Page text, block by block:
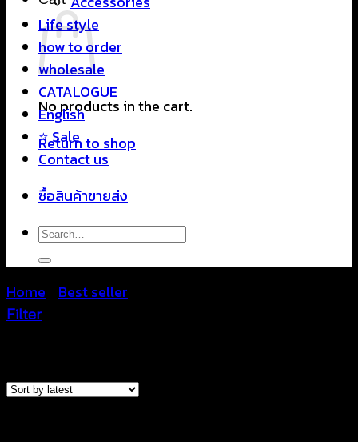
No products in the cart.
Return to shop
Life style
how to order
wholesale
CATALOGUE
English
⭐ Sale
Contact us
ซื้อสินค้าขายส่ง
Search
for:
Home
Best seller
Filter